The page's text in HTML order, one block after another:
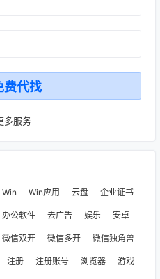
多服务
Win Win应用 云盘 企业证书
办公软件 去广告 娱乐 安卓
微信双开 微信多开 微信独角兽
注册 注册账号 浏览器 游戏